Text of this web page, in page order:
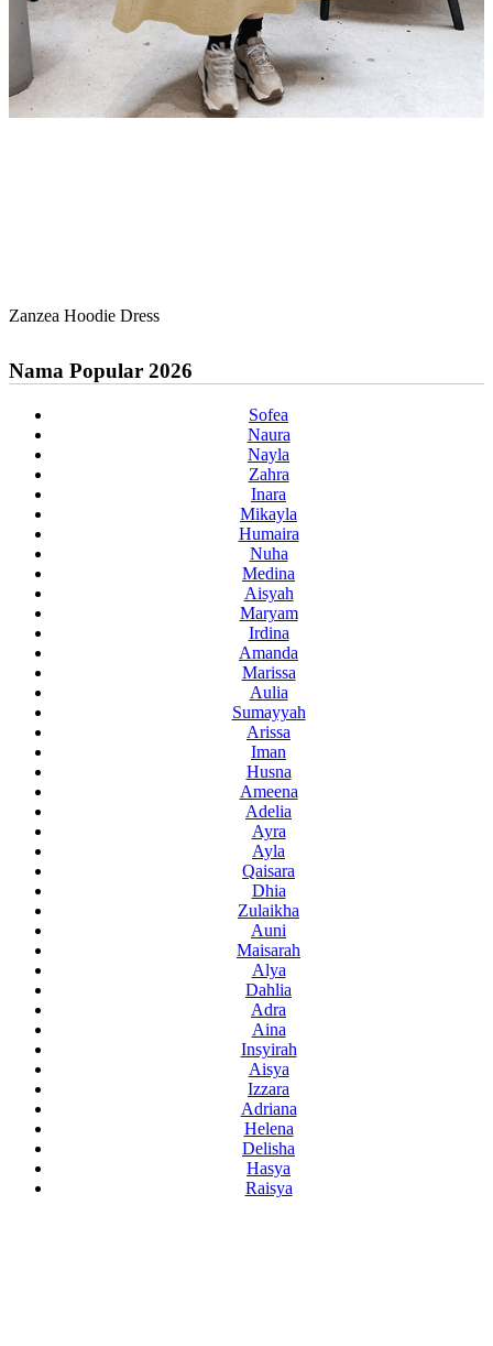
Zanzea Hoodie Dress
Nama Popular 2026
Sofea
Naura
Nayla
Zahra
Inara
Mikayla
Humaira
Nuha
Medina
Aisyah
Maryam
Irdina
Amanda
Marissa
Aulia
Sumayyah
Arissa
Iman
Husna
Ameena
Adelia
Ayra
Ayla
Qaisara
Dhia
Zulaikha
Auni
Maisarah
Alya
Dahlia
Adra
Aina
Insyirah
Aisya
Izzara
Adriana
Helena
Delisha
Hasya
Raisya